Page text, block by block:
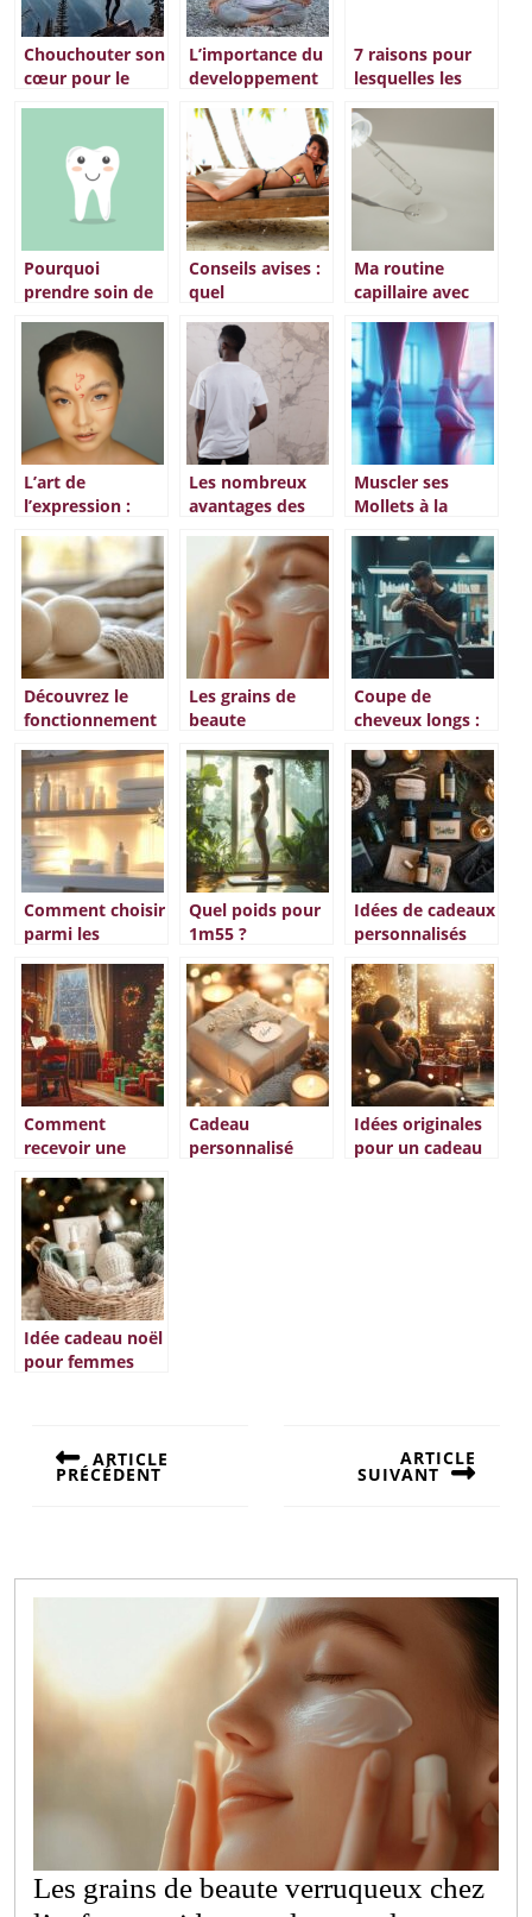
Chouchouter son
cœur pour le
preserver ?
L’importance du
developpement
bien-etre
7 raisons pour
lesquelles les
boheme ne se
demoderont
jamais
Pourquoi
prendre soin de
Conseils avises :
quel
sans trace ?
Ma routine
capillaire avec
pour cheveux
fins
L’art de
l’expression :
regard avec les
lentilles de
couleur
Les nombreux
avantages des
tissus naturels
Muscler ses
Mollets à la
Indispensables
pour Réussir
Découvrez le
fonctionnement
lavage : guide
complet pour un
entretien
optimal
Les grains de
beaute
l’enfant : guide
complet pour les
parents inquiets
Coupe de
cheveux longs :
couper les
pointes de
cheveux a
quelqu’un sans
faire d’erreurs
Comment choisir
parmi les
de serviettes
hygiéniques pour
un confort
optimal
Quel poids pour
1m55 ?
la réponse et les
meilleurs
exercices pour
l’atteindre
Idées de cadeaux
personnalisés
surprendre vos
proches
Comment
recevoir une
Noël
gratuitement
pour vos enfants
Cadeau
personnalisé
Idées originales
pour un cadeau
Idée cadeau noël
pour femmes
uniques et
pratiques
l’article
ARTICLE
PRÉCÉDENT
ARTICLE
SUIVANT
Les grains de beaute verruqueux chez